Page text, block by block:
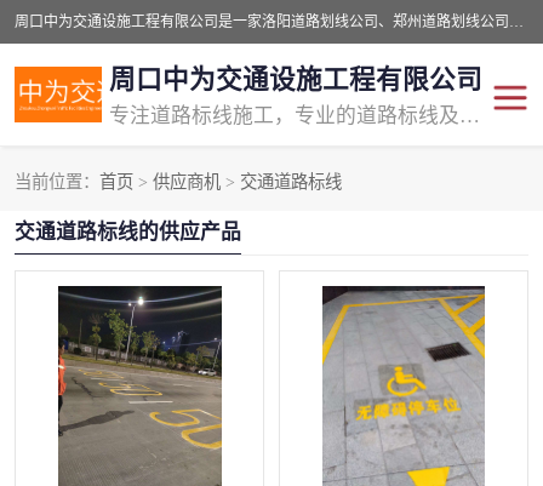
周口中为交通设施工程有限公司是一家洛阳道路划线公司、郑州道路划线公司、平顶山道路车位划线公司、开封车位划线公司、许昌道路车位划线公司、漯河道路车位划线公司，公司始终坚持“诚信、匠心、专注”的宗旨；我们的经营理念是：的服务。
周口中为交通设施工程有限公司
专注道路标线施工，专业的道路标线及交通设施施工服务商!
当前位置： 首页 > 供应商机 > 交通道路标线
交通道路标线的供应产品
道路标线划线 马路标线
道路标线 道路划线